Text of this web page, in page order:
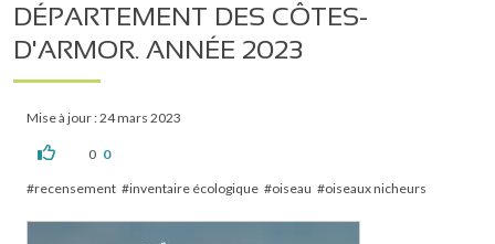
DÉPARTEMENT DES CÔTES-
D'ARMOR. ANNÉE 2023
Mise à jour : 24 mars 2023
0 0
recensement inventaire écologique oiseau oiseaux nicheurs